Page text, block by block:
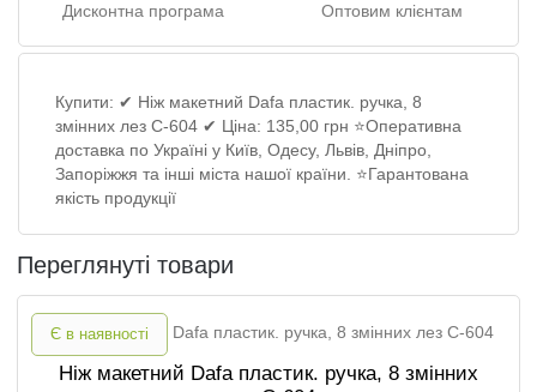
Дисконтна програма Оптовим клієнтам
Купити: ✔ Ніж макетний Dafa пластик. ручка, 8
змінних лез C-604 ✔ Ціна: 135,00 грн ⭐Оперативна
доставка по Україні у Київ, Одесу, Львів, Дніпро,
Запоріжжя та інші міста нашої країни. ⭐Гарантована
якість продукції
Переглянуті товари
Є в наявності
Ніж макетний Dafa пластик. ручка, 8 змінних